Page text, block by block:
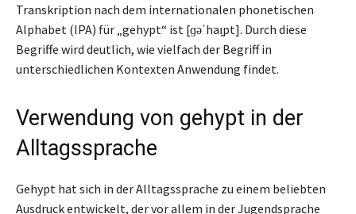
Transkription nach dem internationalen phonetischen
Alphabet (IPA) für „gehypt“ ist [ɡəˈhaɪ̯pt]. Durch diese
Begriffe wird deutlich, wie vielfach der Begriff in
unterschiedlichen Kontexten Anwendung findet.
Verwendung von gehypt in der
Alltagssprache
Gehypt hat sich in der Alltagssprache zu einem beliebten
Ausdruck entwickelt, der vor allem in der Jugendsprache